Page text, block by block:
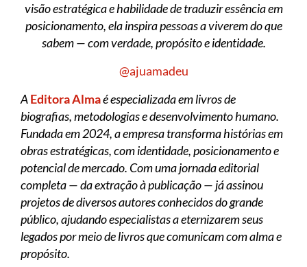
visão estratégica e habilidade de traduzir essência em
posicionamento, ela inspira pessoas a viverem do que
sabem — com verdade, propósito e identidade.
@ajuamadeu
AEditora Almaé especializada em livros de
biografias, metodologias e desenvolvimento humano.
Fundada em 2024, a empresa transforma histórias em
obras estratégicas, com identidade, posicionamento e
potencial de mercado. Com uma jornada editorial
completa — da extração à publicação — já assinou
projetos de diversos autores conhecidos do grande
público, ajudando especialistas a eternizarem seus
legados por meio de livros que comunicam com alma e
propósito.